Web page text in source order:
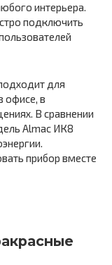
интерьера.
подключить
для
офисе, в
В сравнении
Almac ИК8
прибор вместе